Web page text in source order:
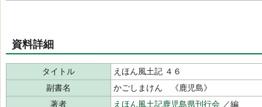
資料詳細
タイトル
えほん風土記 ４６
副書名
かごしまけん 《鹿児島》
著者
えほん風土記鹿児島県刊行会 ／編